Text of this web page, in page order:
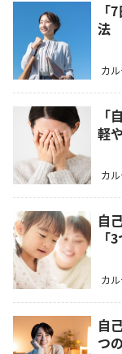
「
法
カ
「
軽
カ
自
「
カ
自
つ